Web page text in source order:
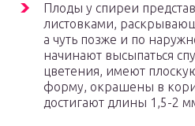
Плоды у спиреи
листовками,
а чуть позже и по
начинают высыпаться
цветения, имеют
форму, окрашены в
достигают длины 1,5-2